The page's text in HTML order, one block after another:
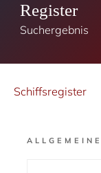
Register
Suchergebnis
Schiffsregister